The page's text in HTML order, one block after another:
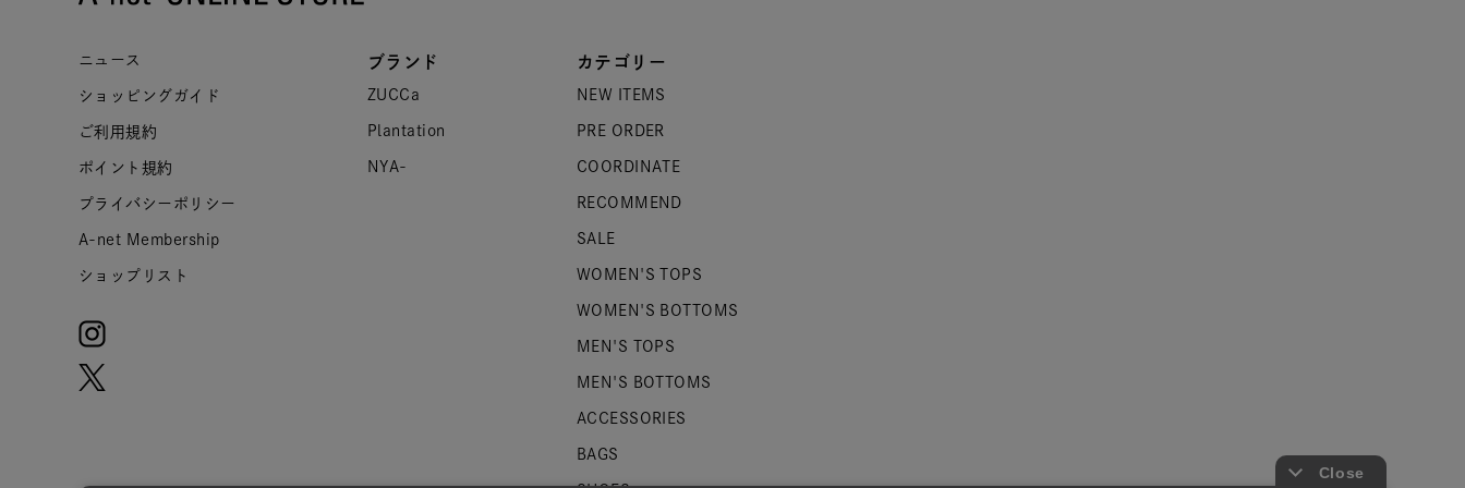
ニュース
ショッピングガイド
ご利用規約
ポイント規約
プライバシーポリシー
A-net Membership
ショップリスト
ブランド
ZUCCa
Plantation
NYA-
カテゴリー
NEW ITEMS
PRE ORDER
COORDINATE
RECOMMEND
SALE
WOMEN'S TOPS
WOMEN'S BOTTOMS
MEN'S TOPS
MEN'S BOTTOMS
ACCESSORIES
BAGS